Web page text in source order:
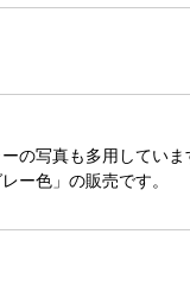
の写真も多用していま
ー色」の販売です。